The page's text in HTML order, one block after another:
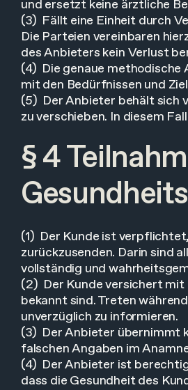
und ersetzt keine ärztliche
(3) Fällt eine Einheit durch
Die Parteien vereinbaren
des Anbieters kein Verlust
(4) Die genaue
mit den Bedürfnissen und
(5) Der Anbieter behält sich
zu verschieben. In diesem
§ 4
(1) Der Kunde ist
zurückzusenden. Darin sind
vollständig und
(2) Der Kunde versichert mit
bekannt sind. Treten
unverzüglich zu informieren.
(3) Der Anbieter übernimmt
falschen Angaben im
(4) Der Anbieter ist
dass die Gesundheit des